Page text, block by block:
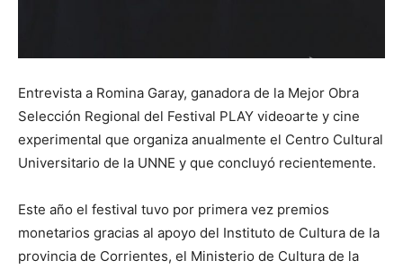
Entrevista a Romina Garay, ganadora de la Mejor Obra
Selección Regional del Festival PLAY videoarte y cine
experimental que organiza anualmente el Centro Cultural
Universitario de la UNNE y que concluyó recientemente.
Este año el festival tuvo por primera vez premios
monetarios gracias al apoyo del Instituto de Cultura de la
provincia de Corrientes, el Ministerio de Cultura de la